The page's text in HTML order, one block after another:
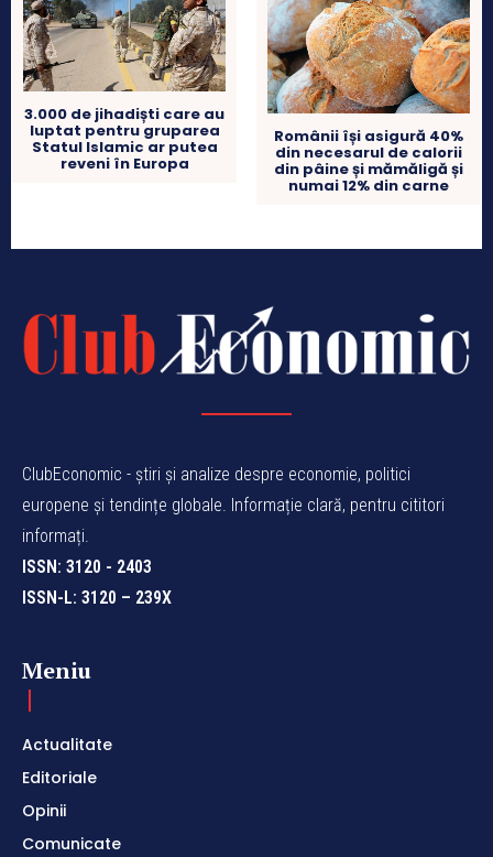
3.000 de jihadiști care au
luptat pentru gruparea
Statul Islamic ar putea
reveni în Europa
Românii își asigură 40%
din necesarul de calorii
din pâine și mămăligă și
numai 12% din carne
ClubEconomic - știri și analize despre economie, politici
europene și tendințe globale. Informație clară, pentru cititori
informați.
ISSN: 3120 - 2403
ISSN-L: 3120 – 239X
Meniu
Actualitate
Editoriale
Opinii
Comunicate